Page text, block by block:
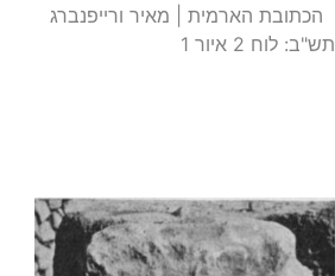
הכתובת הארמית | מאיר ורייפנברג
תש"ב: לוח 2 איור 1